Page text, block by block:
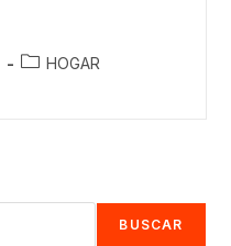
Categoría
HOGAR
BUSCAR